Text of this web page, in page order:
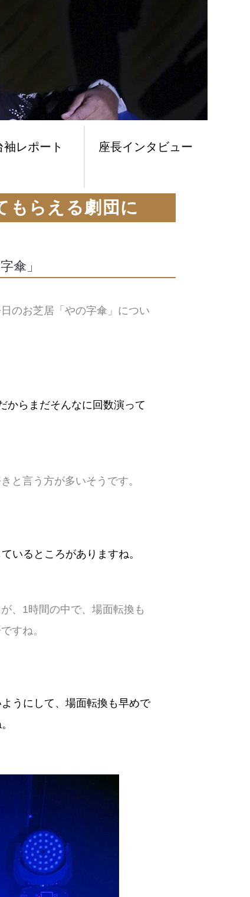
袖レポート 座長インタビュー
もらえる劇団に
傘」
のお芝居「やの字傘」につい
からまだそんなに回数演って
と言う方が多いそうです。
いるところがありますね。
、1時間の中で、場面転換も
すね。
うにして、場面転換も早めで